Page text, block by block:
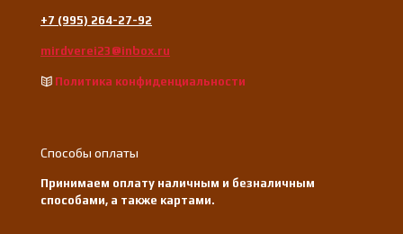
+7 (995) 264-27-92
mirdverei23@inbox.ru
Политика конфиденциальности
Способы оплаты
Принимаем оплату наличным и безналичным
способами, а также картами.